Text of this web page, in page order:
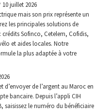
10 juillet 2026
mais son prix représente un
les principales solutions de
Sofinco, Cetelem, Cofidis,
et aides locales. Notre
la plus adaptée à votre
d’envoyer de l’argent au Maroc en
bancaire. Depuis l’appli CIH
saisissez le numéro du bénéficiaire